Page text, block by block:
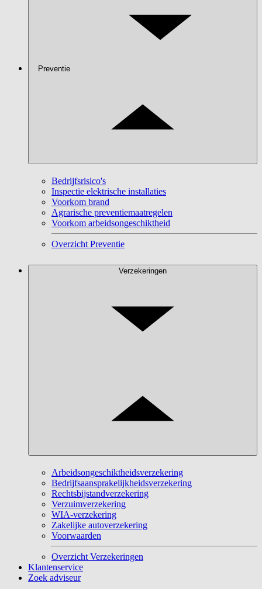
Preventie
Bedrijfsrisico's
Inspectie elektrische installaties
Voorkom brand
Agrarische preventiemaatregelen
Voorkom arbeidsongeschiktheid
Overzicht Preventie
Verzekeringen
Arbeidsongeschiktheidsverzekering
Bedrijfsaansprakelijkheidsverzekering
Rechtsbijstandverzekering
Verzuimverzekering
WIA-verzekering
Zakelijke autoverzekering
Voorwaarden
Overzicht Verzekeringen
Klantenservice
Zoek adviseur